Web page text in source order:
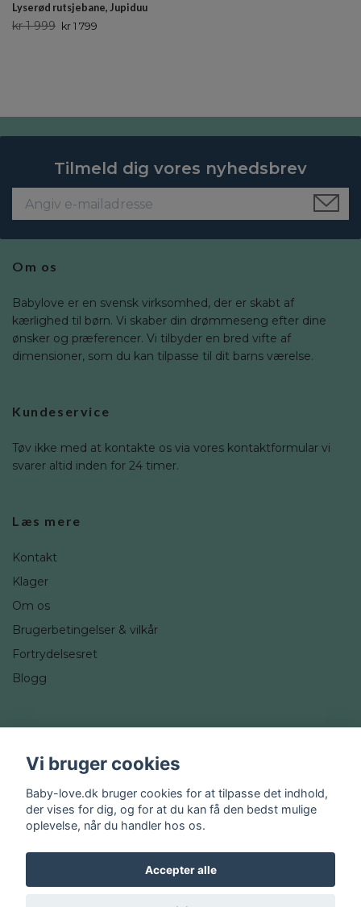
Lyserød rutsjebane, Jupiduu
kr 1 999 kr 1 799
Tilmeld dig vores nyhedsbrev
Om os
Babylove er en svensk virksomhed, der er skabt af
kærlighed til børn. Vi skaber din drømmeseng efter dine
ønsker og præferencer. Vi tilbyder en bred vifte af
dimensioner, som du kan tilpasse til dit barns værelse.
Kundeservice
Tøv ikke med at kontakte os via vores kontaktformular vi
svarer altid inden for 24 timer.
Læs mere
Kontakt
Klager
Om os
Brugerbetingelser & vilkår
Fortrydelsesret
Blogg
Instagram
Vi bruger cookies
Baby-love.dk bruger cookies for at tilpasse det indhold,
der vises for dig, og for at du kan få den bedst mulige
oplevelse, når du handler hos os.
Accepter alle